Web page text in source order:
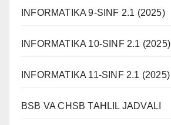
INFORMATIKA 9-SINF 2.1 (2025)
INFORMATIKA 10-SINF 2.1 (2025)
INFORMATIKA 11-SINF 2.1 (2025)
BSB VA CHSB TAHLIL JADVALI